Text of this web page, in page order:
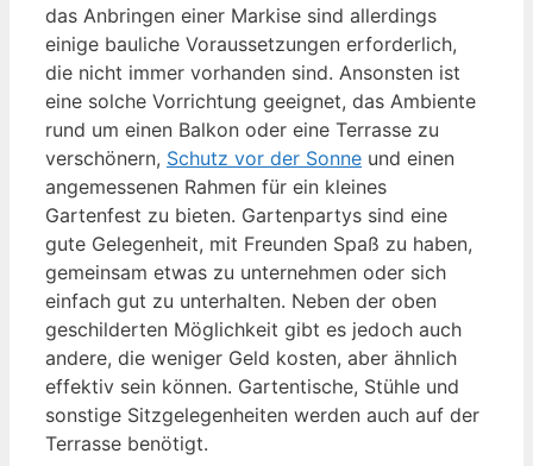
das Anbringen einer Markise sind allerdings
einige bauliche Voraussetzungen erforderlich,
die nicht immer vorhanden sind. Ansonsten ist
eine solche Vorrichtung geeignet, das Ambiente
rund um einen Balkon oder eine Terrasse zu
verschönern, Schutz vor der Sonne und einen
angemessenen Rahmen für ein kleines
Gartenfest zu bieten. Gartenpartys sind eine
gute Gelegenheit, mit Freunden Spaß zu haben,
gemeinsam etwas zu unternehmen oder sich
einfach gut zu unterhalten. Neben der oben
geschilderten Möglichkeit gibt es jedoch auch
andere, die weniger Geld kosten, aber ähnlich
effektiv sein können. Gartentische, Stühle und
sonstige Sitzgelegenheiten werden auch auf der
Terrasse benötigt.